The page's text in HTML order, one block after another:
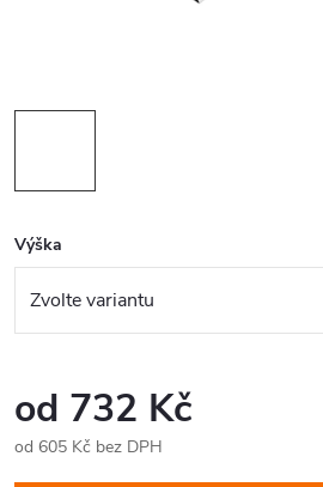
Výška
od 732 Kč
od 605 Kč bez DPH